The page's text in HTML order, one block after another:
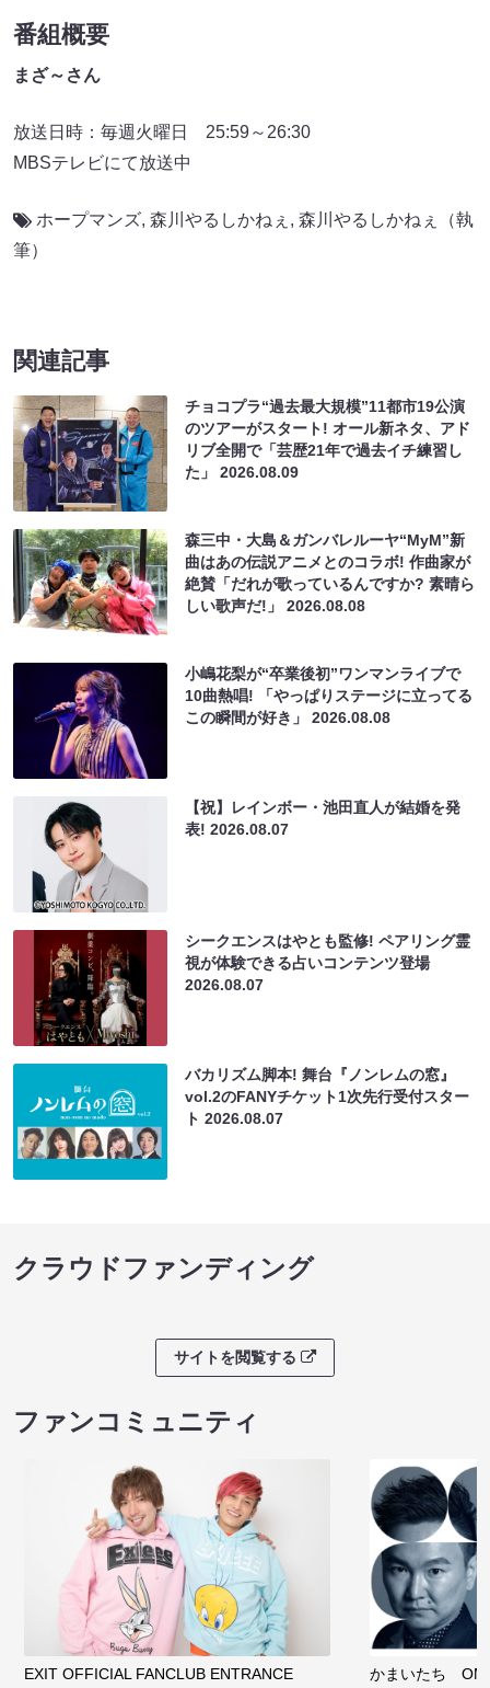
番組概要
まざ～さん
放送日時：毎週火曜日 25:59～26:30
MBSテレビにて放送中
ホープマンズ, 森川やるしかねぇ , 森川やるしかねぇ（執
筆）
関連記事
チョコプラ“過去最大規模”11都市19公演
のツアーがスタート! オール新ネタ、アド
リブ全開で「芸歴21年で過去イチ練習し
た」2026.08.09
森三中・大島＆ガンバレルーヤ“MyM”新
曲はあの伝説アニメとのコラボ! 作曲家が
絶賛「だれが歌っているんですか? 素晴ら
しい歌声だ!」2026.08.08
小嶋花梨が“卒業後初”ワンマンライブで
10曲熱唱! 「やっぱりステージに立ってる
この瞬間が好き」2026.08.08
【祝】レインボー・池田直人が結婚を発
表!2026.08.07
シークエンスはやとも監修! ペアリング霊
視が体験できる占いコンテンツ登場
2026.08.07
バカリズム脚本! 舞台『ノンレムの窓』
vol.2のFANYチケット1次先行受付スター
ト2026.08.07
クラウドファンディング
サイトを閲覧する
ファンコミュニティ
EXIT OFFICIAL FANCLUB ENTRANCE かまいたち